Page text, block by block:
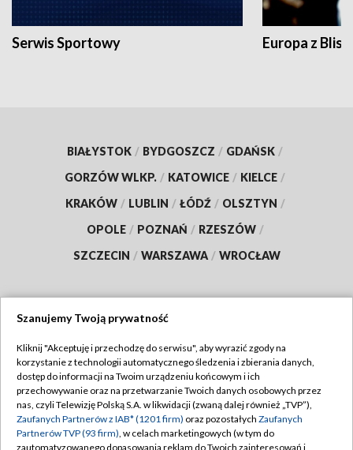
Serwis Sportowy Europa z
BIAŁYSTOK / BYDGOSZCZ / GDAŃSK /
GORZÓW WLKP. / KATOWICE / KIELCE /
KRAKÓW / LUBLIN / ŁÓDŹ / OLSZTYN /
OPOLE / POZNAŃ / RZESZÓW /
SZCZECIN / WARSZAWA / WROCŁAW
TVP
Abonament TVP
Emisja w TVP
Centrum informacji TVP
Regulamin TVP
Polityka prywatności
Moje zgody
Szanujemy Twoją prywatność
Kliknij "Akceptuję i przechodzę do serwisu", aby wyrazić zgody na
korzystanie z technologii automatycznego śledzenia i zbierania danych,
dostęp do informacji na Twoim urządzeniu końcowym i ich
przechowywanie oraz na przetwarzanie Twoich danych osobowych przez
nas, czyli Telewizję Polską S.A. w likwidacji (zwaną dalej również „TVP”),
Zaufanych Partnerów z IAB* (1201 firm) oraz pozostałych Zaufanych
Partnerów TVP (93 firm), w celach marketingowych (w tym do
zautomatyzowanego dopasowania reklam do Twoich zainteresowań i